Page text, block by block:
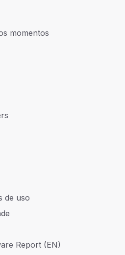
momentos
de uso
Report (EN)